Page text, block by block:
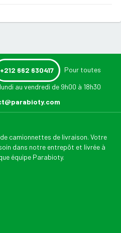
+212 662 630417 Pour toutes
au vendredi de 9h00 à 18h30
camionnettes de livraison. Votre
dans notre entrepôt et livrée à
équipe Parabioty.